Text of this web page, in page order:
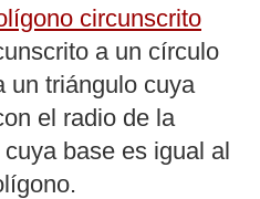
circunscrito
a un círculo
un triángulo cuya
el radio de la
base es igual al